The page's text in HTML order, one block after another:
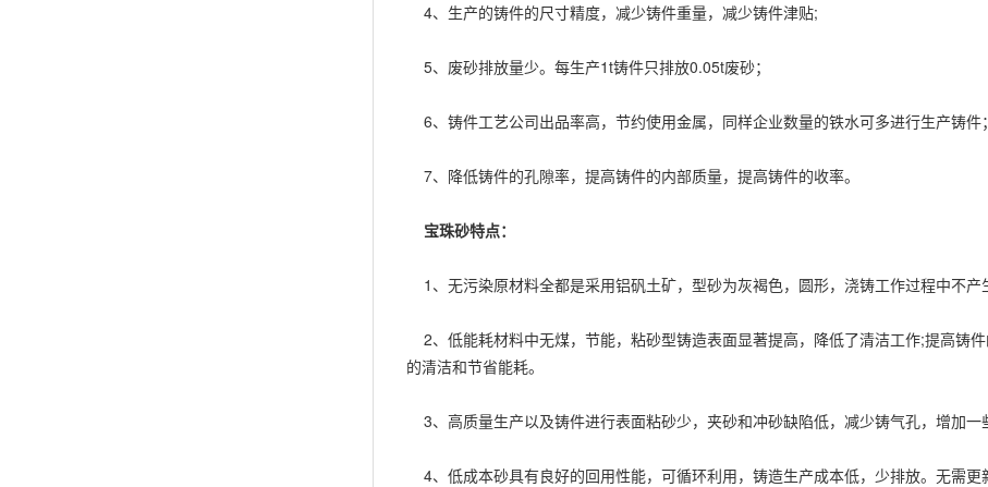
4、生产的铸件的尺寸精度，减少铸件重量，减少铸件津贴;
5、废砂排放量少。每生产1t铸件只排放0.05t废砂；
6、铸件工艺公司出品率高，节约使用金属，同样企业数量的铁水可多进行生产铸件；
7、降低铸件的孔隙率，提高铸件的内部质量，提高铸件的收率。
宝珠砂特点：
1、无污染原材料全都是采用铝矾土矿，型砂为灰褐色，圆形，浇铸工作过程中不产
2、低能耗材料中无煤，节能，粘砂型铸造表面显著提高，降低了清洁工作;提高铸
的清洁和节省能耗。
3、高质量生产以及铸件进行表面粘砂少，夹砂和冲砂缺陷低，减少铸气孔，增加一
4、低成本砂具有良好的回用性能，可循环利用，铸造生产成本低，少排放。无需更